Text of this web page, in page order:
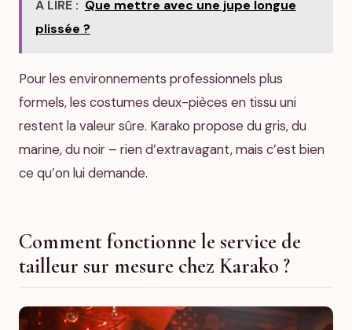
A LIRE : Que mettre avec une jupe longue
plissée ?
Pour les environnements professionnels plus
formels, les costumes deux-pièces en tissu uni
restent la valeur sûre. Karako propose du gris, du
marine, du noir – rien d’extravagant, mais c’est bien
ce qu’on lui demande.
Comment fonctionne le service de
tailleur sur mesure chez Karako ?